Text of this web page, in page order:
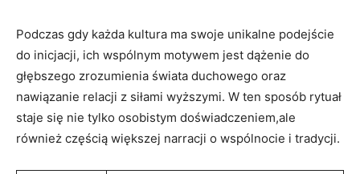
Podczas gdy każda kultura ma swoje unikalne podejście
do inicjacji, ich wspólnym motywem jest dążenie do
głębszego zrozumienia świata duchowego oraz
nawiązanie relacji z siłami wyższymi. W ten sposób rytuał
staje się nie tylko osobistym doświadczeniem,ale
również częścią większej narracji o wspólnocie i tradycji.